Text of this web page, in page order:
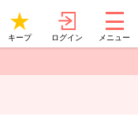
キープ ログイン メニュー